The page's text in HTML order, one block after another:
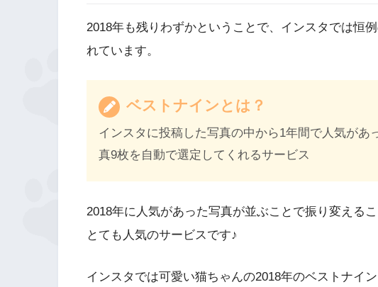
2018年も残りわずかということで、インスタでは恒
れています。
ベストナインとは？
インスタに投稿した写真の中から1年間で人気があ
真9枚を自動で選定してくれるサービス
2018年に人気があった写真が並ぶことで振り変える
とても人気のサービスです♪
インスタでは可愛い猫ちゃんの2018年のベストナイ